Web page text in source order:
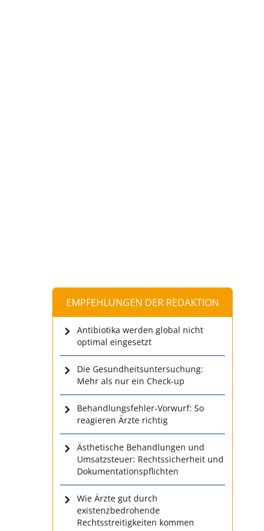
EMPFEHLUNGEN DER REDAKTION
Antibiotika werden global nicht
optimal eingesetzt
Die Gesundheitsuntersuchung:
Mehr als nur ein Check-up
Behandlungsfehler-Vorwurf: So
reagieren Ärzte richtig
Ästhetische Behandlungen und
Umsatzsteuer: Rechtssicherheit und
Dokumentationspflichten
Wie Ärzte gut durch
existenzbedrohende
Rechtsstreitigkeiten kommen